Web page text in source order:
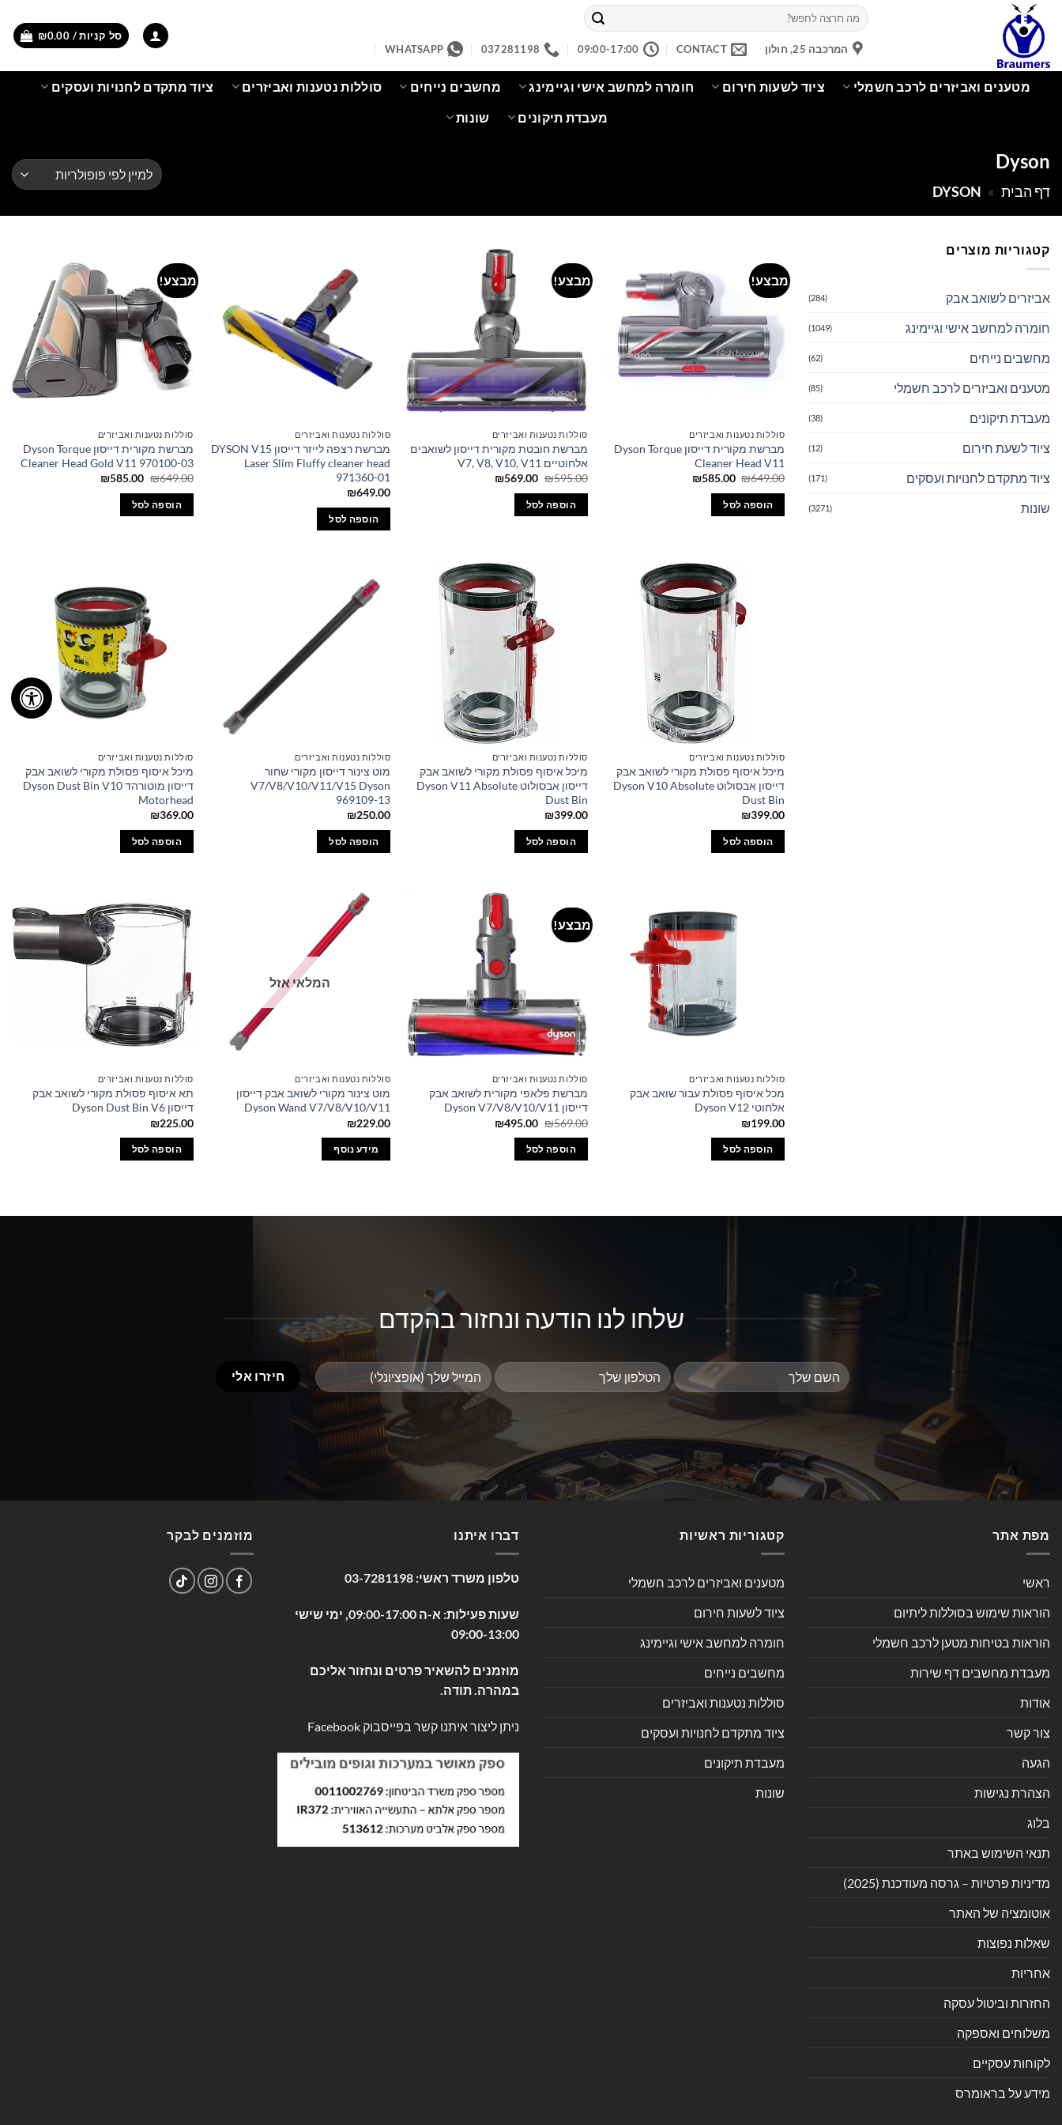
content
חיפוש
עבור:
המרכבה 25, חולון CONTACT
09:00-17:00
037281198
WHATSAPP
סל קניות / ₪0.00
מטענים ואביזרים לרכב חשמלי ציוד לשעות חירום חומרה למחשב אישי וגיימינג מחשבים נייחים סוללות נטענות ואביזרים ציוד מתקדם לחנויות ועסקים
מעבדת תיקונים שונות
Dyson
דף הבית »
DYSON
קטגוריות מוצרים
אביזרים לשואב אבק (284)
חומרה למחשב אישי וגיימינג (1049)
מחשבים נייחים (62)
מטענים ואביזרים לרכב חשמלי (85)
מעבדת תיקונים (38)
ציוד לשעת חירום (12)
ציוד מתקדם לחנויות ועסקים (171)
שונות (3271)
מבצע!
סוללות נטענות ואביזרים
מברשת מקורית דייסון Dyson Torque
Cleaner Head V11
₪649.00
המחיר
היה:
₪649.00.
₪585.00
הוספה לסל
מבצע!
סוללות נטענות ואביזרים
מברשת חובטת מקורית דייסון לשואבים
אלחוטיים V7, V8, V10, V11
₪595.00
המחיר
היה:
₪595.00.
₪569.00
המחיר
הוספה לסל
סוללות נטענות ואביזרים
מברשת רצפה לייזר דייסון DYSON V15
Laser Slim Fluffy cleaner head
971360-01
₪649.00
הוספה לסל
מבצע!
סוללות נטענות ואביזרים
מברשת מקורית דייסון Dyson Torque
Cleaner Head Gold V11 970100-03
₪649.00
המחיר
היה:
₪649.00.
₪585.00
המחיר
הוספה לסל
סוללות נטענות ואביזרים
מיכל איסוף פסולת מקורי לשואב אבק
דייסון אבסולוט Dyson V10 Absolute
Dust Bin
₪399.00
הוספה לסל
סוללות נטענות ואביזרים
מיכל איסוף פסולת מקורי לשואב אבק
דייסון אבסולוט Dyson V11 Absolute
Dust Bin
₪399.00
הוספה לסל
סוללות נטענות ואביזרים
מוט צינור דייסון מקורי שחור
V7/V8/V10/V11/V15 Dyson
969109-13
₪250.00
הוספה לסל
סוללות נטענות ואביזרים
מיכל איסוף פסולת מקורי לשואב אבק
דייסון מוטורהד Dyson Dust Bin V10
Motorhead
₪369.00
הוספה לסל
סוללות נטענות ואביזרים
מכל איסוף פסולת עבור שואב אבק
אלחוטי Dyson V12
₪199.00
הוספה לסל
מבצע!
סוללות נטענות ואביזרים
מברשת פלאפי מקורית לשואב אבק
דייסון Dyson V7/V8/V10/V11
₪569.00
המחיר
היה:
₪569.00.
₪495.00
המחיר
הוספה לסל
המלאי אזל
סוללות נטענות ואביזרים
מוט צינור מקורי לשואב אבק דייסון
Dyson Wand V7/V8/V10/V11
₪229.00
מידע נוסף
סוללות נטענות ואביזרים
תא איסוף פסולת מקורי לשואב אבק
דייסון Dyson Dust Bin V6
₪225.00
הוספה לסל
שלחו לנו הודעה ונחזור בהקדם
מפת אתר
ראשי
הוראות שימוש בסוללות ליתיום
הוראות בטיחות מטען לרכב חשמלי
מעבדת מחשבים דף שירות
אודות
צור קשר
הגעה
הצהרת נגישות
בלוג
תנאי השימוש באתר
מדיניות פרטיות – גרסה מעודכנת (2025)
אוטומציה של האתר
שאלות נפוצות
אחריות
החזרות וביטול עסקה
משלוחים ואספקה
לקוחות עסקיים
מידע על בראומרס
קטגוריות ראשיות
מטענים ואביזרים לרכב חשמלי
ציוד לשעות חירום
חומרה למחשב אישי וגיימינג
מחשבים נייחים
סוללות נטענות ואביזרים
ציוד מתקדם לחנויות ועסקים
מעבדת תיקונים
שונות
דברו איתנו
טלפון משרד ראשי: 03-7281198
שעות פעילות: א-ה 09:00-17:00, ימי שישי
09:00-13:00
מוזמנים להשאיר פרטים ונחזור אליכם
במהרה. תודה.
ניתן ליצור איתנו קשר בפייסבוק Facebook
מוזמנים לבקר